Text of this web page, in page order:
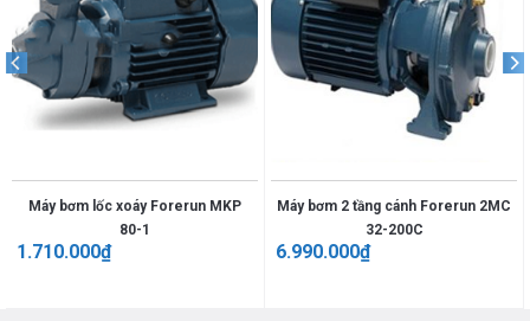
Máy bơm lốc xoáy Forerun MKP
80-1
1.710.000₫
Máy bơm 2 tầng cánh Forerun 2MC
32-200C
6.990.000₫